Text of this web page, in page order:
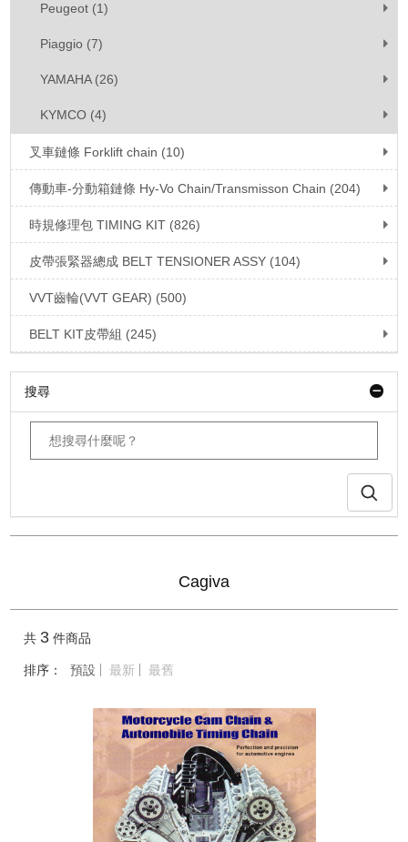
Peugeot (1)
Piaggio (7)
YAMAHA (26)
KYMCO (4)
叉車鏈條 Forklift chain (10)
傳動車-分動箱鏈條 Hy-Vo Chain/Transmisson Chain (204)
時規修理包 TIMING KIT (826)
皮帶張緊器總成 BELT TENSIONER ASSY (104)
VVT齒輪(VVT GEAR) (500)
BELT KIT皮帶組 (245)
搜尋
Cagiva
共 3 件商品
排序： 預設 最新 最舊